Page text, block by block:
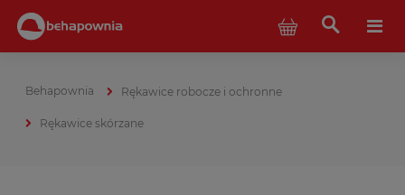
Rękawice robocze i ochronne
Rękawice skórzane